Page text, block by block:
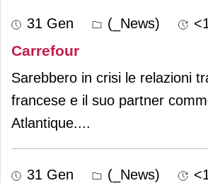
31 Gen (_News)
Carrefour
Sarebbero in crisi le relazioni
francese e il suo partner
Atlantique....
31 Gen (_News)